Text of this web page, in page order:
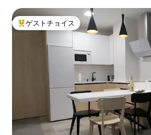
す。 私たちは、宿泊施設がすべての衛生
要件を満たし、ゲストを迎えるために完
璧であるように、清掃に非常に厳格で
ッドリネンやタオルの洗濯に特別な消毒
製品を 使用しています。 ・手すり、ドア
ハンドル、ドアノブなどの部分に特に注
意を払い、アパートメントを徹底的に清
掃しています。 ・アパート全体で最高品
質の消毒製品を使用しています。 ・リモ
コンは使い捨てのビニール袋で覆ってい
ます。
大好評のゲストチョイスです。
ゲストチョイス